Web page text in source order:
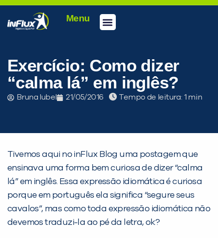
Menu
Exercício: Como dizer
“calma lá” em inglês?
Bruna Iubel 21/05/2016 Tempo de leitura:
Tivemos aqui no inFlux Blog uma postagem que
ensinava uma forma bem curiosa de dizer “calma
lá” em inglês. Essa expressão idiomática é curiosa
porque em português ela significa “segure seus
cavalos”, mas como toda expressão idiomática não
devemos traduzi-la ao pé da letra, ok?
PEÇA UMA DEMONSTRAÇÃO DE MÉTODO